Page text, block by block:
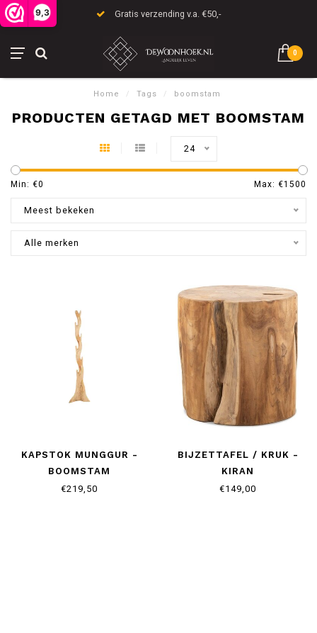
9,3 Gratis verzending v.a. €50,-
0
Home / Tags / boomstam
PRODUCTEN GETAGD MET BOOMSTAM
24
Min: €0 Max: €1500
Meest bekeken
Alle merken
KAPSTOK MUNGGUR -
BOOMSTAM
€219,50
BIJZETTAFEL / KRUK -
KIRAN
€149,00